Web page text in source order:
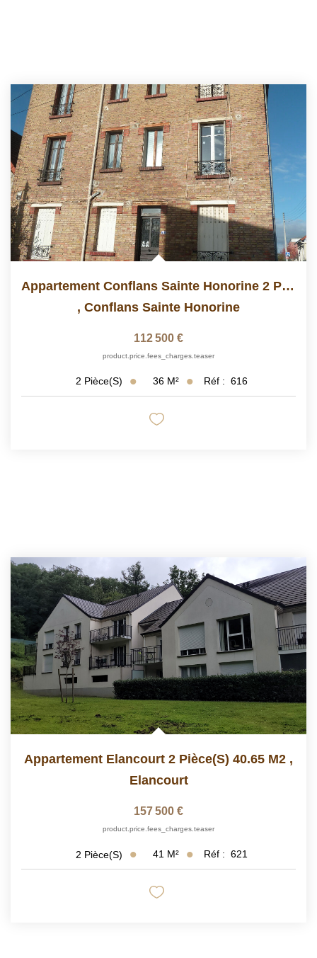
Appartement Conflans Sainte Honorine 2 Pièce(s) 35.61 M2
, Conflans Sainte Honorine
112 500 €
product.price.fees_charges.teaser
2 Pièce(s) 36 M² Réf : 616
Appartement Elancourt 2 Pièce(s) 40.65 M2 ,
Elancourt
157 500 €
product.price.fees_charges.teaser
2 Pièce(s) 41 M² Réf : 621